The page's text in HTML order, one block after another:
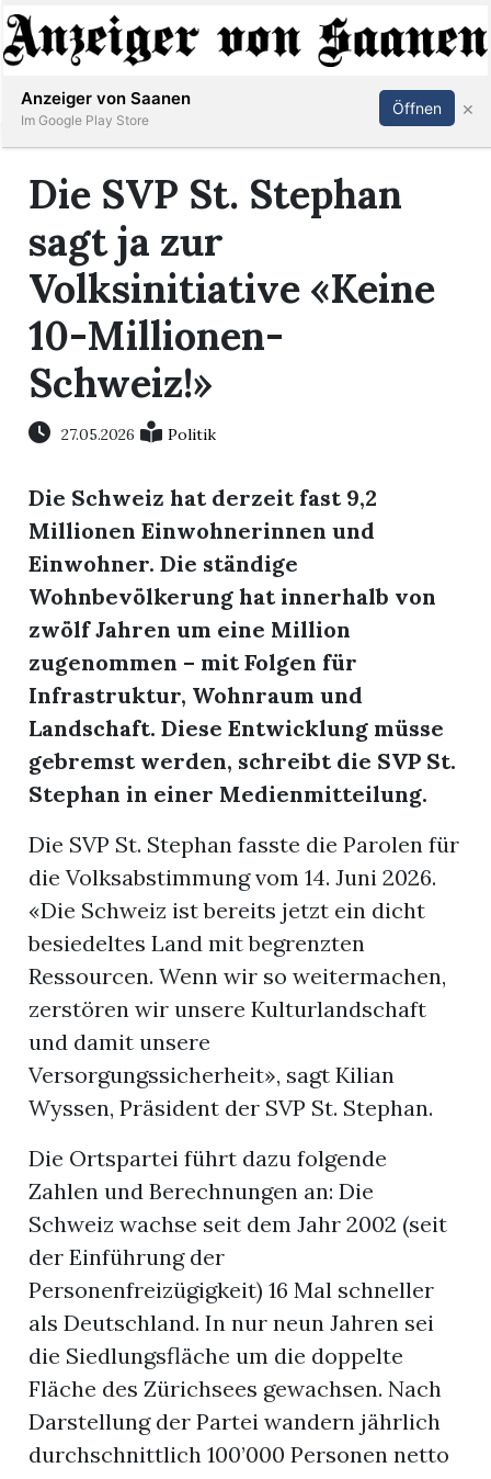
Abonnieren Anmelden
Die SVP St. Stephan
sagt ja zur
Volksinitiative «Keine
10-Millionen-
Schweiz!»
27.05.2026 Politik
Die Schweiz hat derzeit fast 9,2
Millionen Einwohnerinnen und
Einwohner. Die ständige
Wohnbevölkerung hat innerhalb von
zwölf Jahren um eine Million
zugenommen – mit Folgen für
Infrastruktur, Wohnraum und
Landschaft. Diese Entwicklung müsse
gebremst werden, schreibt die SVP St.
Stephan in einer Medienmitteilung.
Die SVP St. Stephan fasste die Parolen für
die Volksabstimmung vom 14. Juni 2026.
«Die Schweiz ist bereits jetzt ein dicht
besiedeltes Land mit begrenzten
Ressourcen. Wenn wir so weitermachen,
zerstören wir unsere Kulturlandschaft
und damit unsere
Versorgungssicherheit», sagt Kilian
Wyssen, Präsident der SVP St. Stephan.
Die Ortspartei führt dazu folgende
Zahlen und Berechnungen an: Die
Schweiz wachse seit dem Jahr 2002 (seit
der Einführung der
Personenfreizügigkeit) 16 Mal schneller
als Deutschland. In nur neun Jahren sei
die Siedlungsfläche um die doppelte
Fläche des Zürichsees gewachsen. Nach
Darstellung der Partei wandern jährlich
durchschnittlich 100’000 Personen netto
Anzeiger von Saanen
Im Google Play Store
Öffnen ×